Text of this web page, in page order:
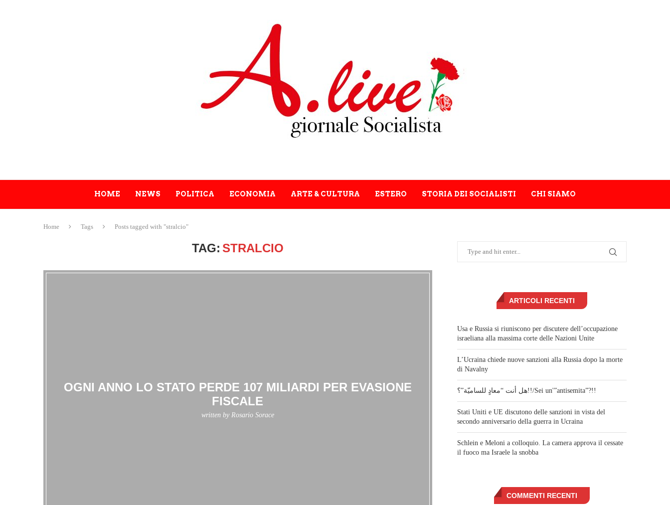
HOME NEWS POLITICA ECONOMIA ARTE & CULTURA ESTERO STORIA DEI SOCIALISTI CHI SIAMO
Home Tags Posts tagged with "stralcio"
TAG: STRALCIO
OGNI ANNO LO STATO PERDE 107 MILIARDI PER EVASIONE
FISCALE
written by Rosario Sorace
ARTICOLI RECENTI
Usa e Russia si riuniscono per discutere dell’occupazione
israeliana alla massima corte delle Nazioni Unite
L’Ucraina chiede nuove sanzioni alla Russia dopo la morte
di Navalny
هل أنت “معادٍ للساميّة”؟!!/Sei un'”antisemita”?!!
Stati Uniti e UE discutono delle sanzioni in vista del
secondo anniversario della guerra in Ucraina
Schlein e Meloni a colloquio. La camera approva il cessate
il fuoco ma Israele la snobba
COMMENTI RECENTI